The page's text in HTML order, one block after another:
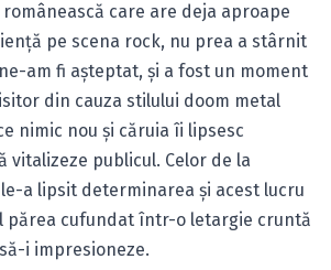
care are deja aproape
pe scena rock, nu prea a stârnit
am fi aşteptat, şi a fost un moment
din cauza stilului doom metal
nimic nou şi căruia îi lipsesc
vitalizeze publicul. Celor de la
a lipsit determinarea şi acest lucru
părea cufundat într-o letargie cruntă
i impresioneze.